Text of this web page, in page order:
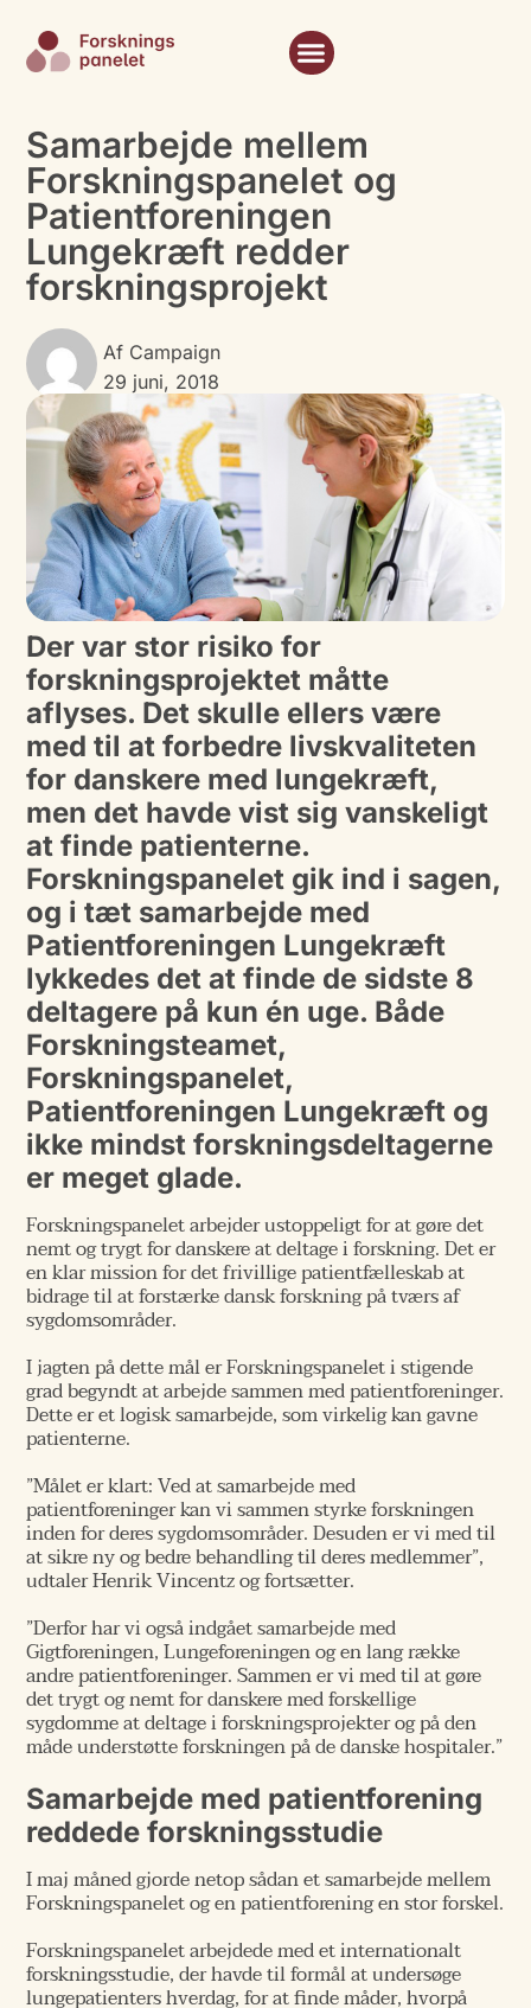
Samarbejde mellem
Forskningspanelet og
Patientforeningen
Lungekræft redder
forskningsprojekt
Af Campaign
29 juni, 2018
Der var stor risiko for
forskningsprojektet måtte
aflyses. Det skulle ellers være
med til at forbedre livskvaliteten
for danskere med lungekræft,
men det havde vist sig vanskeligt
at finde patienterne.
Forskningspanelet gik ind i sagen,
og i tæt samarbejde med
Patientforeningen Lungekræft
lykkedes det at finde de sidste 8
deltagere på kun én uge. Både
Forskningsteamet,
Forskningspanelet,
Patientforeningen Lungekræft og
ikke mindst forskningsdeltagerne
er meget glade.
Forskningspanelet arbejder ustoppeligt for at gøre det
nemt og trygt for danskere at deltage i forskning. Det er
en klar mission for det frivillige patientfælleskab at
bidrage til at forstærke dansk forskning på tværs af
sygdomsområder.
I jagten på dette mål er Forskningspanelet i stigende
grad begyndt at arbejde sammen med patientforeninger.
Dette er et logisk samarbejde, som virkelig kan gavne
patienterne.
”Målet er klart: Ved at samarbejde med
patientforeninger kan vi sammen styrke forskningen
inden for deres sygdomsområder. Desuden er vi med til
at sikre ny og bedre behandling til deres medlemmer”,
udtaler Henrik Vincentz og fortsætter.
”Derfor har vi også indgået samarbejde med
Gigtforeningen, Lungeforeningen og en lang række
andre patientforeninger. Sammen er vi med til at gøre
det trygt og nemt for danskere med forskellige
sygdomme at deltage i forskningsprojekter og på den
måde understøtte forskningen på de danske hospitaler.”
Samarbejde med patientforening
reddede forskningsstudie
I maj måned gjorde netop sådan et samarbejde mellem
Forskningspanelet og en patientforening en stor forskel.
Forskningspanelet arbejdede med et internationalt
forskningsstudie, der havde til formål at undersøge
lungepatienters hverdag, for at finde måder, hvorpå